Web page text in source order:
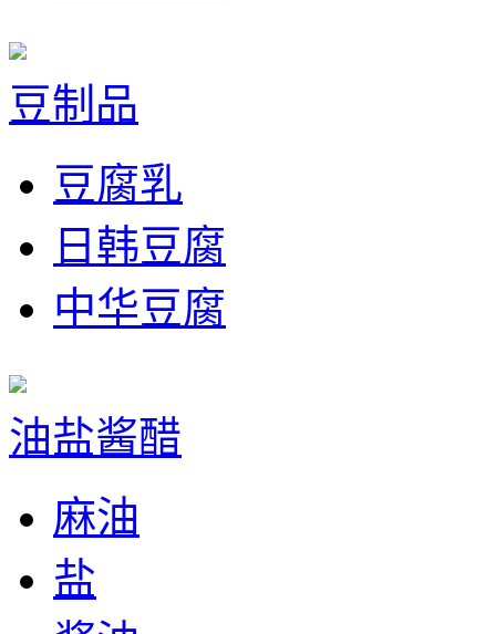
豆制品
豆腐乳
日韩豆腐
中华豆腐
油盐酱醋
麻油
盐